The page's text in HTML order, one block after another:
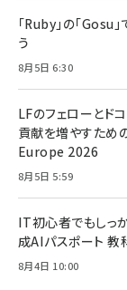
「Ruby」の「Gosu
う
8月5日 6:30
LFのフェローとド
貢献を増やすため
Europe 2026
8月5日 5:59
IT初心者でもしっ
成AIパスポート 教
8月4日 10:00